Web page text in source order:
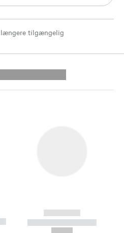
længere tilgængelig
------------
----------- -----------